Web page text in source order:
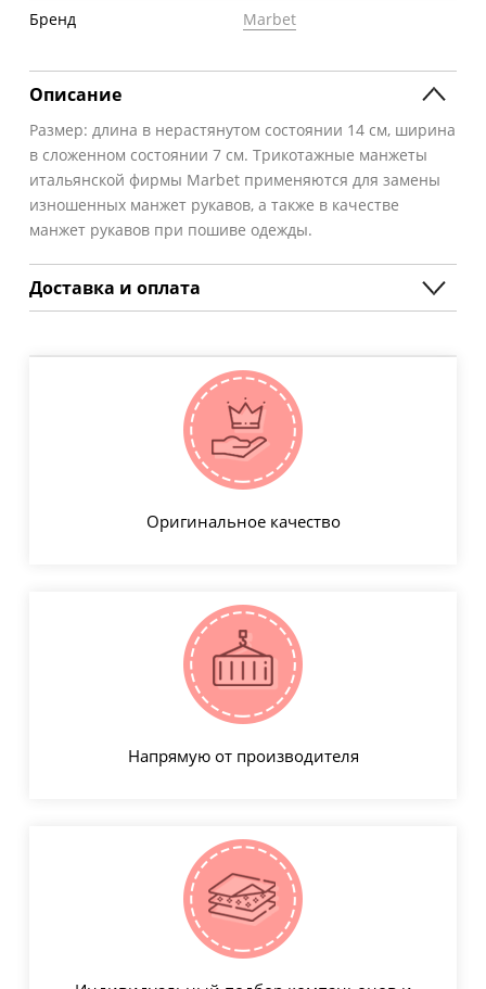
Бренд
Marbet
Описание
Размер: длина в нерастянутом состоянии 14 см, ширина
в сложенном состоянии 7 см. Трикотажные манжеты
итальянской фирмы Marbet применяются для замены
изношенных манжет рукавов, а также в качестве
манжет рукавов при пошиве одежды.
Доставка и оплата
Оригинальное качество
Напрямую от производителя